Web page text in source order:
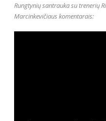
Rungtynių santrauka su trenerių
Marcinkevičiaus komentarais: